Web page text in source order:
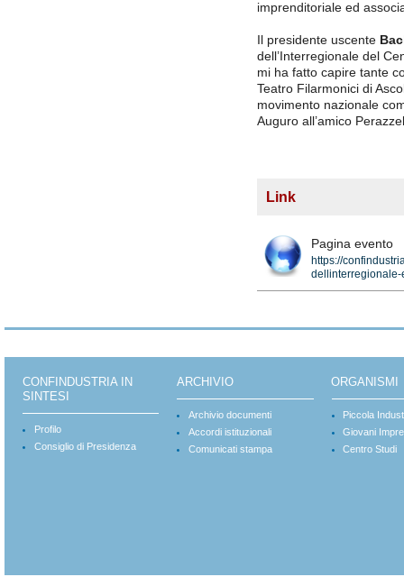
imprenditoriale ed
Il presidente uscente
dell’Interregionale del
mi ha fatto capire tante
Teatro Filarmonici di
movimento nazionale
Auguro all’amico
Link
Pagina evento
https://
CONFINDUSTRIA IN
SINTESI
Profilo
Consiglio di Presidenza
ARCHIVIO
Archivio documenti
Accordi istituzionali
Comunicati stampa
ORGANISMI
Piccola
Giovani
Centro Studi